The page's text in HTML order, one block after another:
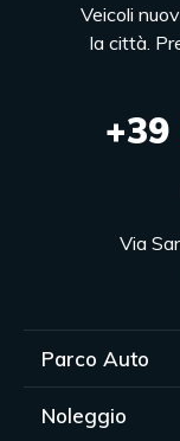
Veicoli
la città.
+39
Via
Parco Auto
Noleggio